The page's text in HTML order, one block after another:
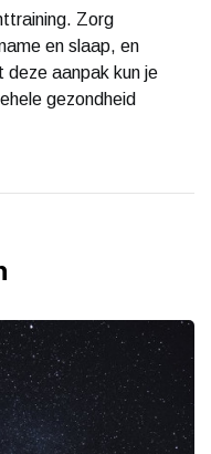
Zorg
en slaap, en
deze aanpak kun je
gezondheid